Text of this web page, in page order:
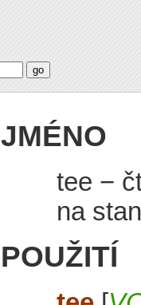
JMÉNO
tee −
na
POUŽITÍ